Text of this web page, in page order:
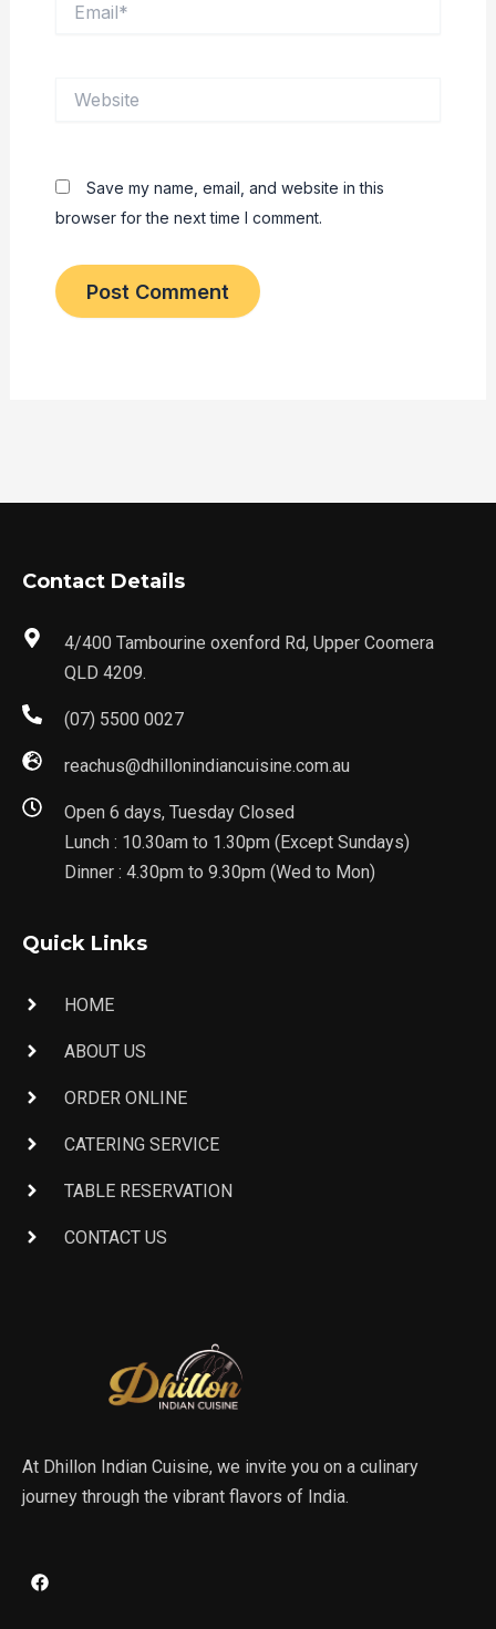
Save my name, email, and website in this
browser for the next time I comment.
Contact Details
4/400 Tambourine oxenford Rd, Upper Coomera
QLD 4209.
(07) 5500 0027
reachus@dhillonindiancuisine.com.au
Open 6 days, Tuesday Closed
Lunch : 10.30am to 1.30pm (Except Sundays)
Dinner : 4.30pm to 9.30pm (Wed to Mon)
Quick Links
HOME
ABOUT US
ORDER ONLINE
CATERING SERVICE
TABLE RESERVATION
CONTACT US
At Dhillon Indian Cuisine, we invite you on a culinary
journey through the vibrant flavors of India.
F
a